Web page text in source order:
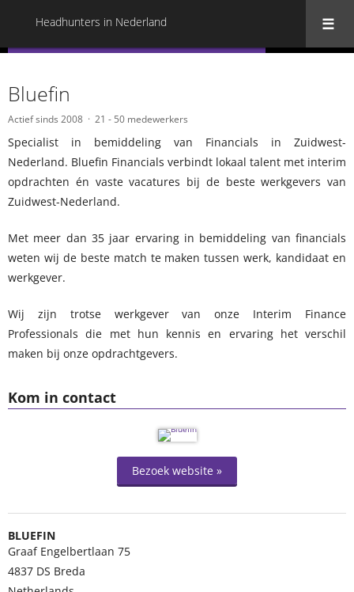
Headhunters in Nederland
Kom in contact
Bezoek website »
BLUEFIN
Graaf Engelbertlaan 75
4837 DS Breda
Bluefin
Actief sinds 2008 21 - 50 medewerkers
Specialist in bemiddeling van Financials in Zuidwest-
Nederland. Bluefin Financials verbindt lokaal talent met interim
opdrachten én vaste vacatures bij de beste werkgevers van
Zuidwest-Nederland.
Met meer dan 35 jaar ervaring in bemiddeling van financials
weten wij de beste match te maken tussen werk, kandidaat en
werkgever.
Wij zijn trotse werkgever van onze Interim Finance
Professionals die met hun kennis en ervaring het verschil
maken bij onze opdrachtgevers.